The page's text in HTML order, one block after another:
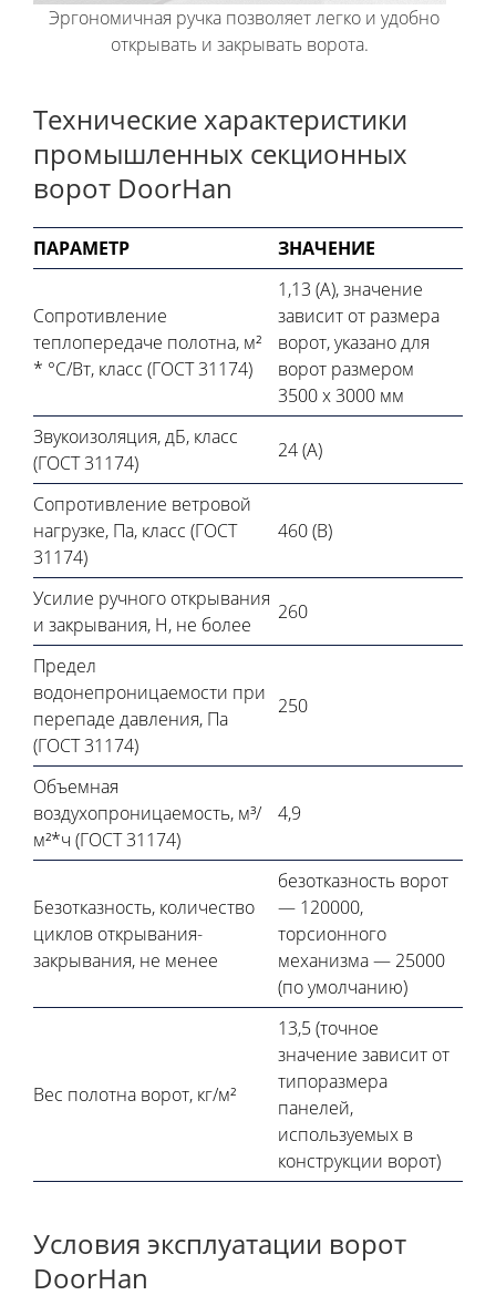
Эргономичная ручка позволяет легко и удобно
открывать и закрывать ворота.
Технические характеристики
промышленных секционных
ворот DoorHan
ПАРАМЕТР ЗНАЧЕНИЕ
Сопротивление
теплопередаче полотна, м²
* °С/Вт, класс (ГОСТ 31174)
1,13 (А), значение
зависит от размера
ворот, указано для
ворот размером
3500 х 3000 мм
Звукоизоляция, дБ, класс
(ГОСТ 31174)
24 (А)
Сопротивление ветровой
нагрузке, Па, класс (ГОСТ
31174)
460 (В)
Усилие ручного открывания
и закрывания, Н, не более
260
Предел
водонепроницаемости при
перепаде давления, Па
(ГОСТ 31174)
250
Объемная
воздухопроницаемость, м³/
м²*ч (ГОСТ 31174)
4,9
Безотказность, количество
циклов открывания-
закрывания, не менее
безотказность ворот
— 120000,
торсионного
механизма — 25000
(по умолчанию)
Вес полотна ворот, кг/м²
13,5 (точное
значение зависит от
типоразмера
панелей,
используемых в
конструкции ворот)
Условия эксплуатации ворот
DoorHan